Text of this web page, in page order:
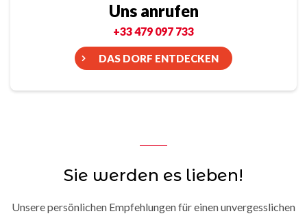
Uns anrufen
+33 479 097 733
DAS DORF ENTDECKEN
Sie werden es lieben!
Unsere persönlichen Empfehlungen für einen unvergesslichen